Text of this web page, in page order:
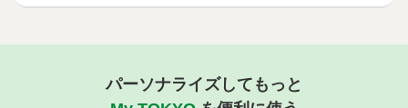
パーソナライズしてもっと